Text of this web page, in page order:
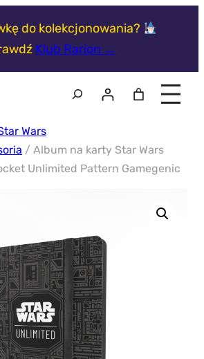
do kolekcjonowania?
Klub Rarion →
Szukaj
Wars
/ Album na karty Star Wars
Unlimited Pattern Gamegenic